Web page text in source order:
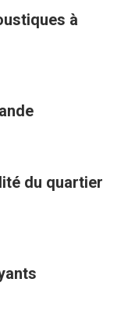
à
du quartier